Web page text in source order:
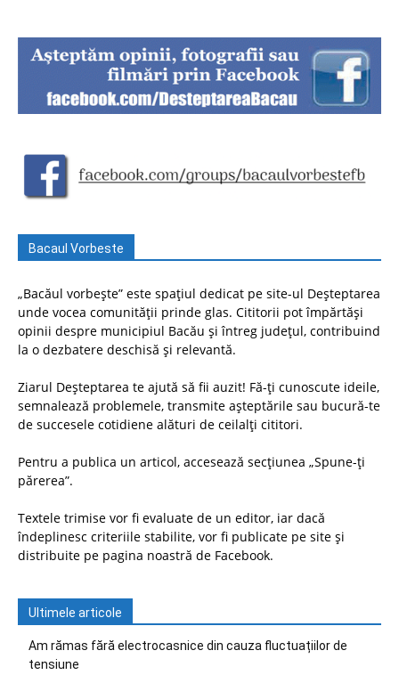
Bacaul Vorbeste
„Bacăul vorbește” este spațiul dedicat pe site-ul Deșteptarea
unde vocea comunității prinde glas. Cititorii pot împărtăși
opinii despre municipiul Bacău și întreg județul, contribuind
la o dezbatere deschisă și relevantă.
Ziarul Deșteptarea te ajută să fii auzit! Fă-ți cunoscute ideile,
semnalează problemele, transmite așteptările sau bucură-te
de succesele cotidiene alături de ceilalți cititori.
Pentru a publica un articol, accesează secțiunea „Spune-ți
părerea”.
Textele trimise vor fi evaluate de un editor, iar dacă
îndeplinesc criteriile stabilite, vor fi publicate pe site și
distribuite pe pagina noastră de Facebook.
Ultimele articole
Am rămas fără electrocasnice din cauza fluctuațiilor de
tensiune